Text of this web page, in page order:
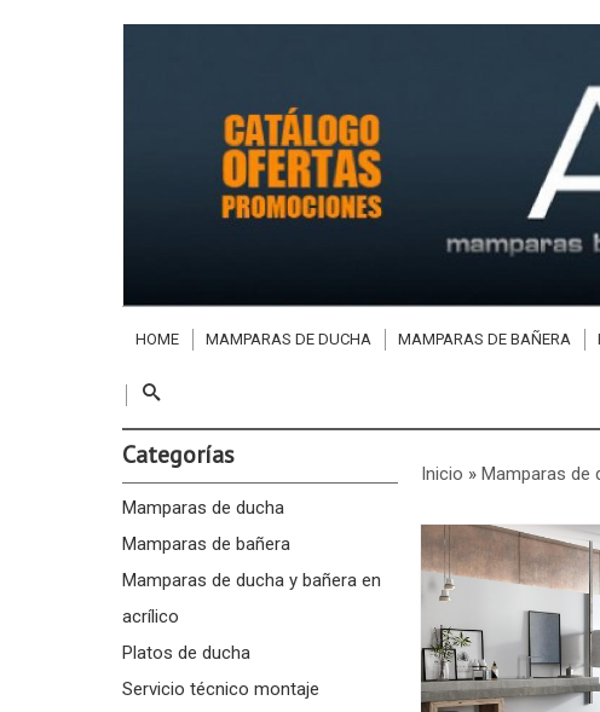
HOME MAMPARAS DE DUCHA MAMPARAS DE BAÑERA
Categorías
Mamparas de ducha
Mamparas de bañera
Mamparas de ducha y bañera en
acrílico
Platos de ducha
Servicio técnico montaje
Inicio » Mamparas de